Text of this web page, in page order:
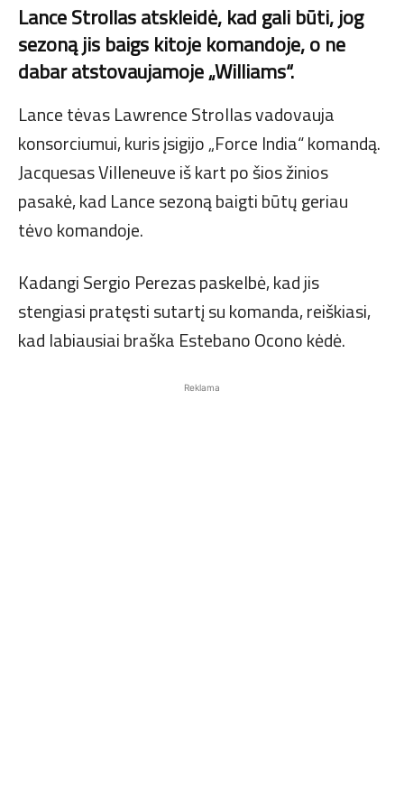
Lance Strollas atskleidė, kad gali būti, jog
sezoną jis baigs kitoje komandoje, o ne
dabar atstovaujamoje „Williams“.
Lance tėvas Lawrence Strollas vadovauja
konsorciumui, kuris įsigijo „Force India“ komandą.
Jacquesas Villeneuve iš kart po šios žinios
pasakė, kad Lance sezoną baigti būtų geriau
tėvo komandoje.
Kadangi Sergio Perezas paskelbė, kad jis
stengiasi pratęsti sutartį su komanda, reiškiasi,
kad labiausiai braška Estebano Ocono kėdė.
Reklama